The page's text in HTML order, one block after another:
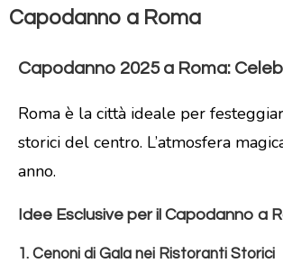
Capodanno a Roma
Capodanno 2025 a Roma:
Roma è la città ideale per
storici del centro. L’atmosfera
anno.
Idee Esclusive per il Capodanno a
1. Cenoni di Gala nei Ristoranti Storici